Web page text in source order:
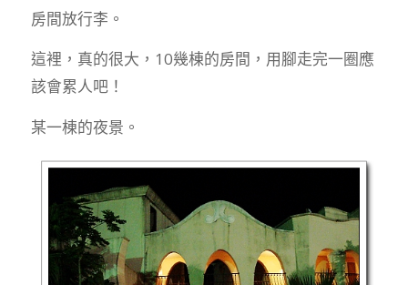
房間放行李。
這裡，真的很大，10幾棟的房間，用腳走完一圈應
該會累人吧！
某一棟的夜景。